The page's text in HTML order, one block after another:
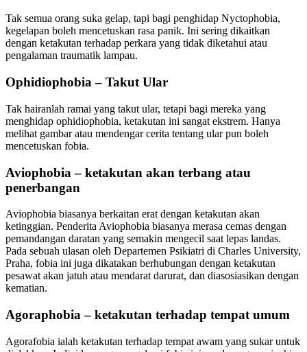
Tak semua orang suka gelap, tapi bagi penghidap Nyctophobia,
kegelapan boleh mencetuskan rasa panik. Ini sering dikaitkan
dengan ketakutan terhadap perkara yang tidak diketahui atau
pengalaman traumatik lampau.
Ophidiophobia – Takut Ular
Tak hairanlah ramai yang takut ular, tetapi bagi mereka yang
menghidap ophidiophobia, ketakutan ini sangat ekstrem. Hanya
melihat gambar atau mendengar cerita tentang ular pun boleh
mencetuskan fobia.
Aviophobia – ketakutan akan terbang atau
penerbangan
Aviophobia biasanya berkaitan erat dengan ketakutan akan
ketinggian. Penderita Aviophobia biasanya merasa cemas dengan
pemandangan daratan yang semakin mengecil saat lepas landas.
Pada sebuah ulasan oleh Departemen Psikiatri di Charles University,
Praha, fobia ini juga dikatakan berhubungan dengan ketakutan
pesawat akan jatuh atau mendarat darurat, dan diasosiasikan dengan
kematian.
Agoraphobia – ketakutan terhadap tempat umum
Agorafobia ialah ketakutan terhadap tempat awam yang sukar untuk